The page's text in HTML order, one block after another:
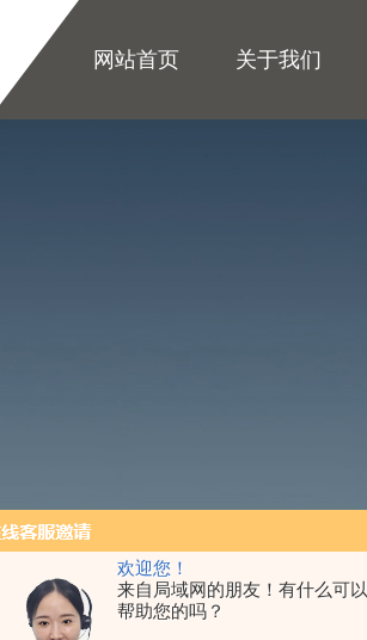
欢迎您！
来自局域网的朋友！有什么可以
帮助您的吗？
网站首页 关于我们